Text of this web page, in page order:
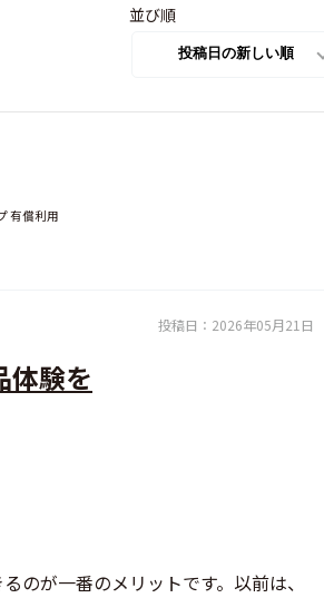
並び順
有償利用
投稿日： 2026年05月21日
体験を
のが一番のメリットです。以前は、